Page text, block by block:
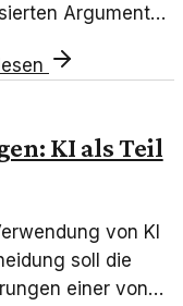
Argumente
KI als Teil
von KI
soll die
einer von